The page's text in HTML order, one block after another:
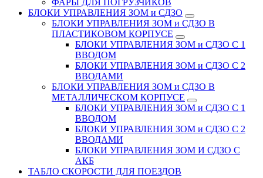
БЛОКИ УПРАВЛЕНИЯ ЗОМ и СДЗО
БЛОКИ УПРАВЛЕНИЯ ЗОМ и СДЗО В
ПЛАСТИКОВОМ КОРПУСЕ
БЛОКИ УПРАВЛЕНИЯ ЗОМ и СДЗО С 1
ВВОДОМ
БЛОКИ УПРАВЛЕНИЯ ЗОМ и СДЗО С 2
ВВОДАМИ
БЛОКИ УПРАВЛЕНИЯ ЗОМ и СДЗО В
МЕТАЛЛИЧЕСКОМ КОРПУСЕ
БЛОКИ УПРАВЛЕНИЯ ЗОМ и СДЗО С 1
ВВОДОМ
БЛОКИ УПРАВЛЕНИЯ ЗОМ и СДЗО С 2
ВВОДАМИ
БЛОКИ УПРАВЛЕНИЯ ЗОМ И СДЗО С
АКБ
ТАБЛО СКОРОСТИ ДЛЯ ПОЕЗДОВ